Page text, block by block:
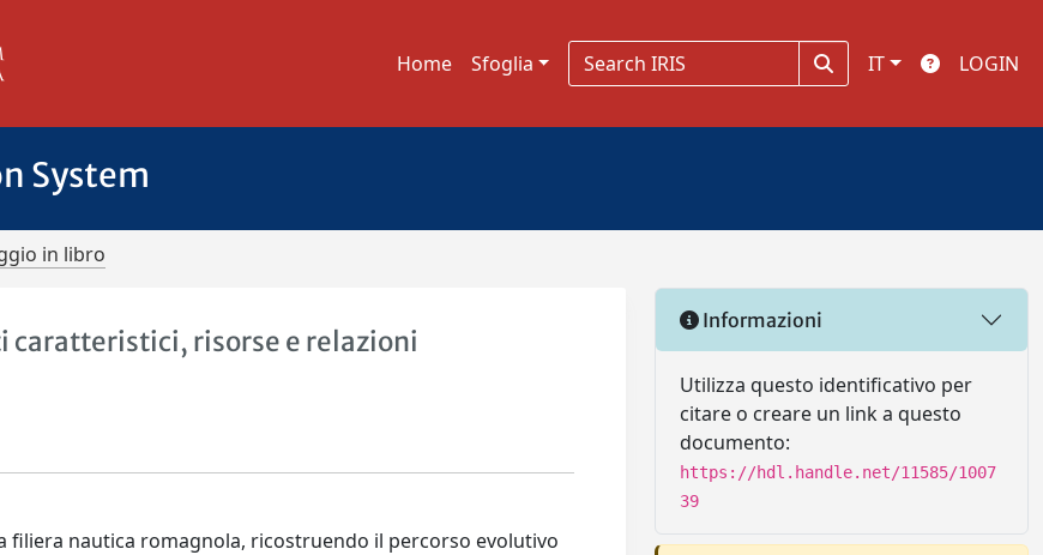
Home Sfoglia IT LOGIN
System
in libro
risorse e relazioni
filiera nautica romagnola, ricostruendo il percorso evolutivo
Informazioni
Utilizza questo identificativo per
citare o creare un link a questo
documento:
https://hdl.handle.net/11585/1007
39